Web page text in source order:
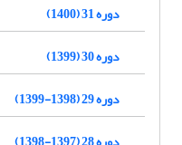
دوره 31 (1400)
دوره 30 (1399)
دوره 29 (1398-1399)